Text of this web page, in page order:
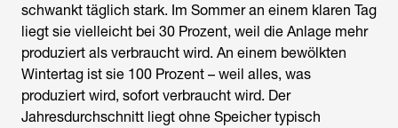
schwankt täglich stark. Im Sommer an einem klaren Tag
liegt sie vielleicht bei 30 Prozent, weil die Anlage mehr
produziert als verbraucht wird. An einem bewölkten
Wintertag ist sie 100 Prozent – weil alles, was
produziert wird, sofort verbraucht wird. Der
Jahresdurchschnitt liegt ohne Speicher typisch